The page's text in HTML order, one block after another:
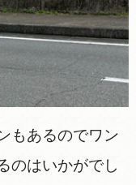
もあるのでワン
のはいかがでし